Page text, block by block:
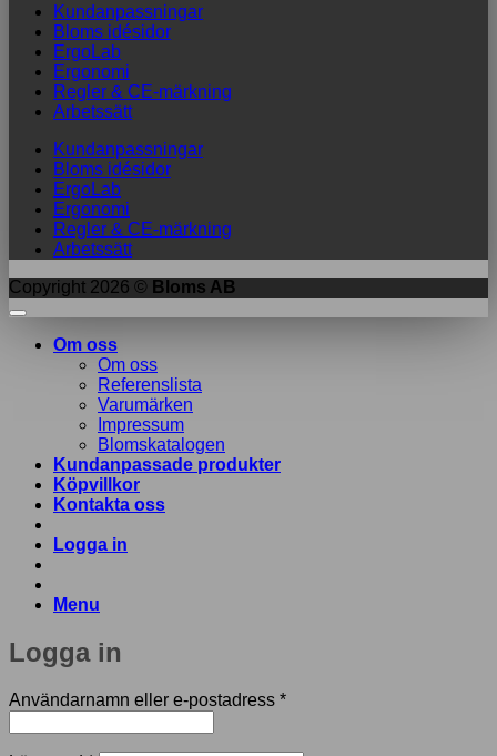
Kundanpassningar
Bloms idésidor
ErgoLab
Ergonomi
Regler & CE-märkning
Arbetssätt
Kundanpassningar
Bloms idésidor
ErgoLab
Ergonomi
Regler & CE-märkning
Arbetssätt
Copyright 2026 © Bloms AB
Om oss
Om oss
Referenslista
Varumärken
Impressum
Blomskatalogen
Kundanpassade produkter
Köpvillkor
Kontakta oss
Logga in
Menu
Logga in
Användarnamn eller e-postadress *Obligatoriskt